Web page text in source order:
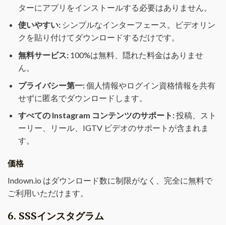
ターにアプリをインストールする必要はありません。
使いやすい:シンプルなインターフェース。ビデオリン
クを貼り付けてダウンロードするだけです。
無料サービス:100%は無料、隠れた料金はありませ
ん。
プライバシー第一:個人情報やログイン資格情報を共有
せずに匿名でダウンロードします。
すべての Instagram コンテンツのサポート:投稿、スト
ーリー、リール、IGTV ビデオのサポートが含まれま
す。
価格
Indown.io はダウンロード数に制限がなく、完全に無料で
ご利用いただけます。
6. SSSインスタグラム